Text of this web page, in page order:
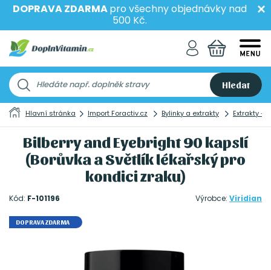
DOPRAVA ZDARMApro všechny objednávky nad
500 Kč.
Hledat
Hlavní stránka Import Foractiv.cz Bylinky a extrakty Extrakty -
Bilberry and Eyebright 90 kapslí
(Borůvka a Světlík lékařský pro
kondici zraku)
Kód: F-101196 Výrobce: Viridian
DOPRAVA ZDARMA